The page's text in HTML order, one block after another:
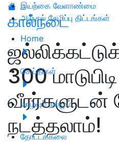
இயற்கை வேளாண்மை
அஞ்சல் சேமிப்பு திட்டங்கள்
Home
செய்திகள்
வாழ்வும் நலமும்
தோட்டக்கலை
கால்நடை
300 மாடுபிடி
வீரர்களுடன்
நடத்தலாம்!